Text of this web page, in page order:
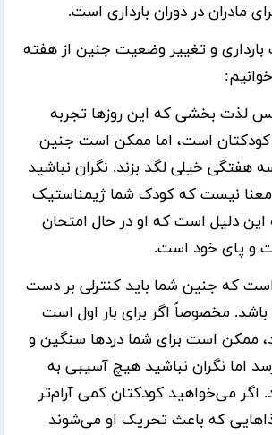
مادران در دوران بارداری است.
بارداری و تغییر وضعیت جنین از هفته
لذت بخشی که این روز‌ها تجربه
است، اما ممکن است جنین
هفتگی خیلی لگد بزند. نگران نباشید
معنا نیست که کودک شما ژیمناستیک
این دلیل است که او در حال امتحان
و پای خود است.
که جنین شما باید کنترلی بر دست
مخصوصاً اگر برای بار اول است
ممکن است برای شما دردها سنگین و
اما نگران نباشید هیچ‌ آسیبی به
اگر می‌خواهید کودکتان کمی آرام‌تر
که باعث تحریک او می‌شوند